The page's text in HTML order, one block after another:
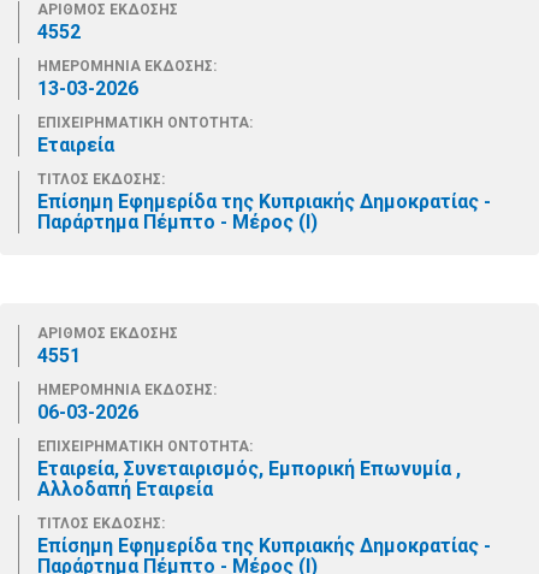
ΑΡΙΘΜΟΣ ΕΚΔΟΣΗΣ
4552
ΗΜΕΡΟΜΗΝΙΑ ΕΚΔΟΣΗΣ:
13-03-2026
ΕΠΙΧΕΙΡΗΜΑΤΙΚΗ ΟΝΤΟΤΗΤΑ:
Εταιρεία
ΤΙΤΛΟΣ ΕΚΔΟΣΗΣ:
Επίσημη Εφημερίδα της Κυπριακής Δημοκρατίας -
Παράρτημα Πέμπτο - Μέρος (Ι)
ΑΡΙΘΜΟΣ ΕΚΔΟΣΗΣ
4551
ΗΜΕΡΟΜΗΝΙΑ ΕΚΔΟΣΗΣ:
06-03-2026
ΕΠΙΧΕΙΡΗΜΑΤΙΚΗ ΟΝΤΟΤΗΤΑ:
Εταιρεία, Συνεταιρισμός, Εμπορική Επωνυμία ,
Αλλοδαπή Εταιρεία
ΤΙΤΛΟΣ ΕΚΔΟΣΗΣ:
Επίσημη Εφημερίδα της Κυπριακής Δημοκρατίας -
Παράρτημα Πέμπτο - Μέρος (Ι)